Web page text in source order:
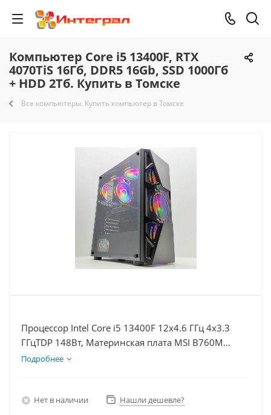
Компьютер Core i5 13400F, RTX
4070TiS 16Гб, DDR5 16Gb, SSD 1000Гб
+ HDD 2Тб. Купить в Томске
Все компьютеры. Купить компьютер в Томске
Процессор Intel Core i5 13400F 12x4.6 ГГц 4x3.3
ГГцTDP 148Вт, Материнская плата MSI B760M
BOMBER WIFI D5, Видеокарта RTX 4070TiS 16Гб,
Подробнее
Нет в наличии Нашли дешевле?